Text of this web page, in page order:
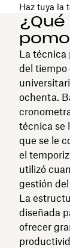
Haz tuya la
La técnica
del tiempo
ochenta.
técnica se
que se le
el
utilizó
gestión
La
diseñada
ofrecer